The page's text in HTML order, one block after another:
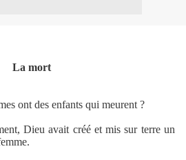
La mort
ont des enfants qui meurent ?
Dieu avait créé et mis sur terre un